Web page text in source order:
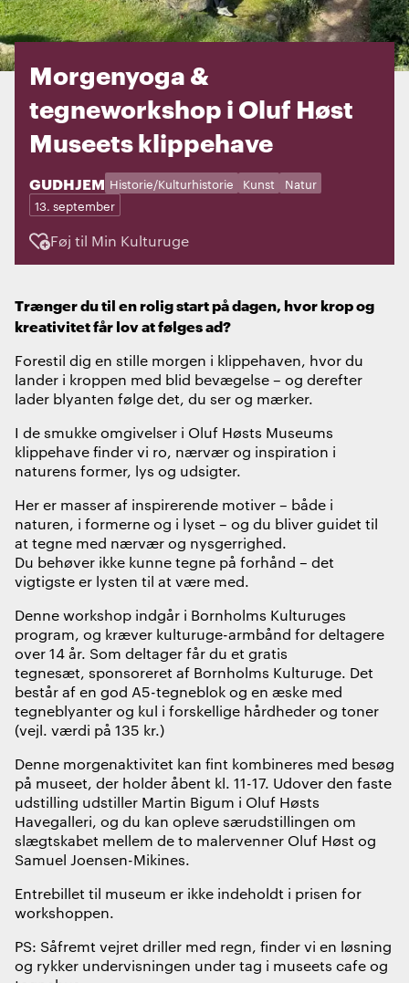
Morgenyoga &
tegneworkshop i Oluf Høst
Museets klippehave
STED:
GUDHJEM
Kategorier: Historie/Kulturhistorie Kunst Natur
Dage:
13. september
Føj til Min Kulturuge
Trænger du til en rolig start på dagen, hvor krop og
kreativitet får lov at følges ad?
Forestil dig en stille morgen i klippehaven, hvor du
lander i kroppen med blid bevægelse – og derefter
lader blyanten følge det, du ser og mærker.
I de smukke omgivelser i Oluf Høsts Museums
klippehave finder vi ro, nærvær og inspiration i
naturens former, lys og udsigter.
Her er masser af inspirerende motiver – både i
naturen, i formerne og i lyset – og du bliver guidet til
at tegne med nærvær og nysgerrighed.
Du behøver ikke kunne tegne på forhånd – det
vigtigste er lysten til at være med.
Denne workshop indgår i Bornholms Kulturuges
program, og kræver kulturuge-armbånd for deltagere
over 14 år. Som deltager får du et gratis
tegnesæt, sponsoreret af Bornholms Kulturuge. Det
består af en god A5-tegneblok og en æske med
tegneblyanter og kul i forskellige hårdheder og toner
(vejl. værdi på 135 kr.)
Denne morgenaktivitet kan fint kombineres med besøg
på museet, der holder åbent kl. 11-17. Udover den faste
udstilling udstiller Martin Bigum i Oluf Høsts
Havegalleri, og du kan opleve særudstillingen om
slægtskabet mellem de to malervenner Oluf Høst og
Samuel Joensen-Mikines.
Entrebillet til museum er ikke indeholdt i prisen for
workshoppen.
PS: Såfremt vejret driller med regn, finder vi en løsning
og rykker undervisningen under tag i museets cafe og